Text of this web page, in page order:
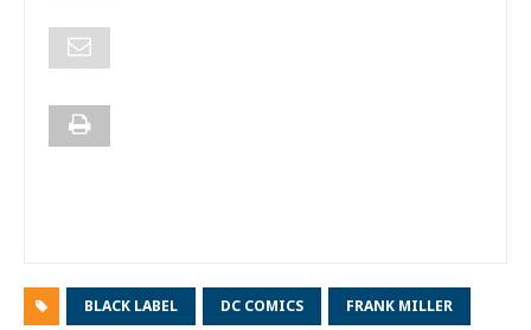
BLACK LABEL DC COMICS FRANK MILLER